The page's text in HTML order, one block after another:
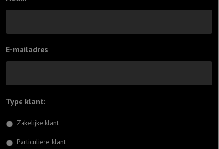
E-mailadres
Type klant:
Zakelijke klant
Particuliere klant